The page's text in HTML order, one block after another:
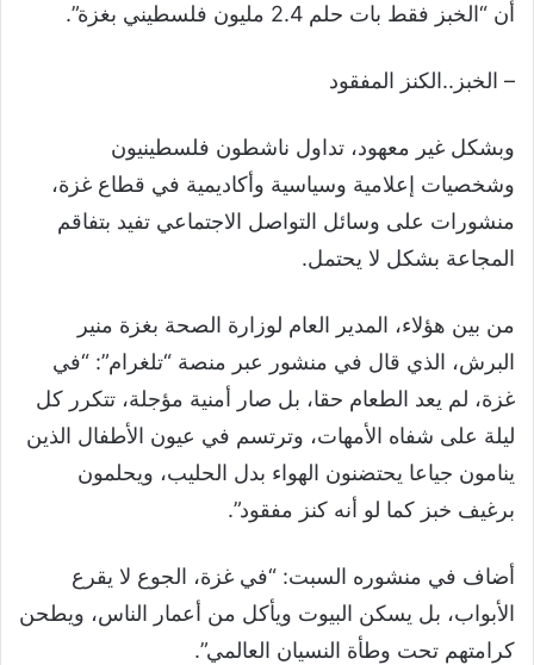
أن “الخبز فقط بات حلم 2.4 مليون فلسطيني بغزة”.
– الخبز..الكنز المفقود
وبشكل غير معهود، تداول ناشطون فلسطينيون
وشخصيات إعلامية وسياسية وأكاديمية في قطاع غزة،
منشورات على وسائل التواصل الاجتماعي تفيد بتفاقم
المجاعة بشكل لا يحتمل.
من بين هؤلاء، المدير العام لوزارة الصحة بغزة منير
البرش، الذي قال في منشور عبر منصة “تلغرام”: “في
غزة، لم يعد الطعام حقا، بل صار أمنية مؤجلة، تتكرر كل
ليلة على شفاه الأمهات، وترتسم في عيون الأطفال الذين
ينامون جياعا يحتضنون الهواء بدل الحليب، ويحلمون
برغيف خبز كما لو أنه كنز مفقود”.
أضاف في منشوره السبت: “في غزة، الجوع لا يقرع
الأبواب، بل يسكن البيوت ويأكل من أعمار الناس، ويطحن
كرامتهم تحت وطأة النسيان العالمي”.